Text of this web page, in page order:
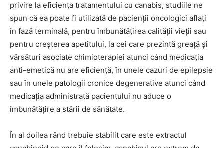
privire la eficienţa tratamentului cu canabis, studiile ne
spun că ea poate fi utilizată de pacienţii oncologici aflaţi
în fază terminală, pentru îmbunătăţirea calităţii vieţii sau
pentru creşterea apetitului, la cei care prezintă greaţă şi
vărsături asociate chimioterapiei atunci când medicaţia
anti-emetică nu are eficienţă, în unele cazuri de epilepsie
sau în unele patologii cronice degenerative atunci când
medicaţia administrată pacientului nu aduce o
îmbunătăţire a stării de sănătate.
În al doilea rând trebuie stabilit care este extractul